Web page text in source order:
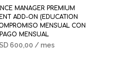
MANAGER PREMIUM
ADD-ON (EDUCATION
MENSUAL CON
PAGO MENSUAL
600,00 / mes